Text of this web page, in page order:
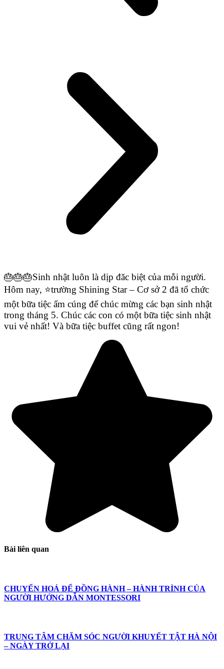
🎂🎂🎂Sinh nhật luôn là dịp đăc biệt của mỗi người.
Hôm nay, ⭐️trường Shining Star – Cơ sở 2 đã tổ chức
một bữa tiệc ấm cúng để chúc mừng các bạn sinh nhật
trong tháng 5. Chúc các con có một bữa tiệc sinh nhật
vui vẻ nhất! Và bữa tiệc buffet cũng rất ngon!
Bài liên quan
CHUYỂN HOÁ ĐỂ ĐỒNG HÀNH – HÀNH TRÌNH CỦA
NGƯỜI HƯỚNG DẪN MONTESSORI
TRUNG TÂM CHĂM SÓC NGƯỜI KHUYẾT TẬT HÀ NỘI
– NGÀY TRỞ LẠI